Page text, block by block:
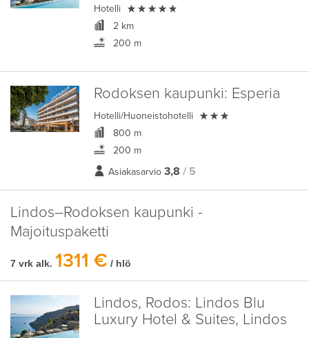
Hotelli 
2 km
200 m
Rodoksen kaupunki: Esperia
Hotelli/Huoneistohotelli 
800 m
200 m
Asiakasarvio 3,8 / 5
Lindos–Rodoksen kaupunki -
Majoituspaketti
7 vrk alk. 1311 € / hlö
Lindos, Rodos: Lindos Blu
Luxury Hotel & Suites, Lindos